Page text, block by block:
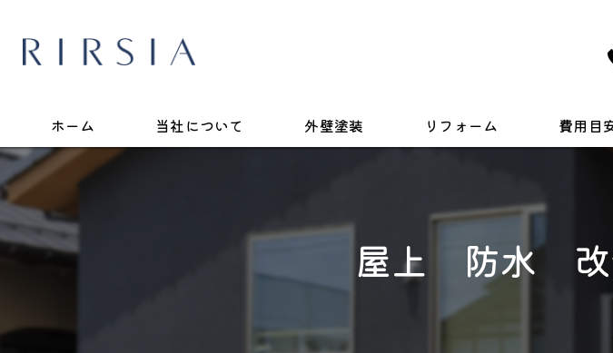
ホーム 当社について 外壁塗装 リフォーム
お風呂
トイレ
戸建て
費用目
屋上 防水 改